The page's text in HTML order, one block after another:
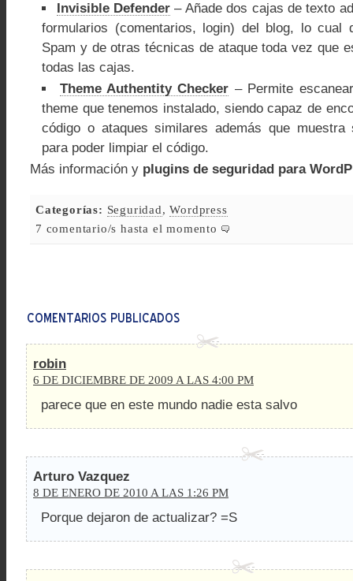
Invisible Defender – Añade dos cajas de texto
formularios (comentarios, login) del blog, lo cual
Spam y de otras técnicas de ataque toda vez que
todas las cajas.
Theme Authentity Checker – Permite
theme que tenemos instalado, siendo capaz de
código o ataques similares además que muestra
para poder limpiar el código.
Más información y plugins de seguridad para
Categorías: Seguridad,Wordpress
7 comentario/s hasta el momento
robin
6 DE DICIEMBRE DE 2009 A LAS 4:00 PM
parece que en este mundo nadie esta salvo
Arturo Vazquez
8 DE ENERO DE 2010 A LAS 1:26 PM
Porque dejaron de actualizar? =S